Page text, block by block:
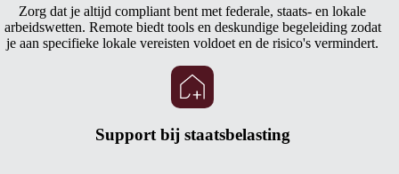
Zorg dat je altijd compliant bent met federale, staats- en lokale
arbeidswetten. Remote biedt tools en deskundige begeleiding zodat
je aan specifieke lokale vereisten voldoet en de risico's vermindert.
Support bij staatsbelasting